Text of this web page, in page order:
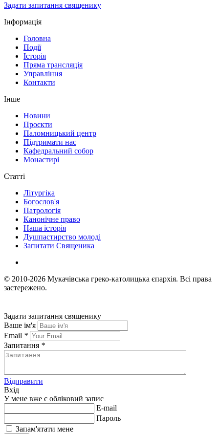
Задати запитання священику
Інформація
Головна
Події
Історія
Пряма трансляція
Управління
Контакти
Інше
Новини
Проєкти
Паломницький центр
Підтримати нас
Кафедральний собор
Монастирі
Статті
Літургіка
Богослов'я
Патрологія
Канонічне право
Наша історія
Душпастирство молоді
Запитати Священика
© 2010-2026 Мукачівська греко-католицька єпархія. Всі права
застережено.
Задати запитання священику
Ваше ім'я
Email *
Запитання *
Відправити
Вхід
У мене вже є обліковий запис
E-mail
Пароль
Запам'ятати мене